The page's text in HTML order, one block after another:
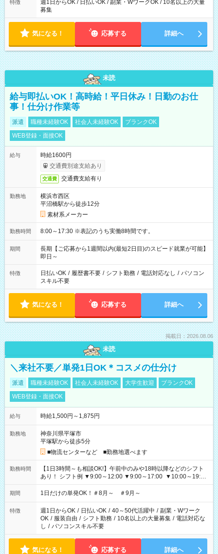
特徴
週1日からOK / 日払いOK / 副業・WワークOK / 10名以上の大量
募集
気になる！ 応募する 詳細へ
未読
給与即払いOK！高時給！平日休み！日勤のお仕
事！仕分け作業等
派遣 職種未経験OK 社会人未経験OK
ブランクOK
WEB登録・面接OK
給与
時給1600円
交通費別途支給あり
交通費 交通費支給有り
勤務地
横浜市西区
平沼橋駅から徒歩12分
素材系メーカー
勤務時間 8:00～17:30 ※表記のうち実働8時間です。
期間
長期【ご応募から1週間以内(最短2日目)のスピード就業が可能】
即日～
特徴 日払いOK / 履歴書不要 / シフト勤務 / 電話対応なし / パソコン
スキル不要
気になる！ 応募する 詳細へ
掲載日：2026.08.06
未読
＼来社不要／単発1日OK＊コスメの仕分け
派遣 職種未経験OK 社会人未経験OK 大学生歓迎
ブランクOK
WEB登録・面接OK
給与 時給1,500円～1,875円
勤務地
神奈川県平塚市
平塚駅から徒歩5分
■物流センターなど ■勤務地選べます
勤務時間
【1日3時間～も相談OK!】午前中のみや18時以降などのシフト
あり！ シフト例 ▼9:00～12:00 ▼9:00～17:00 ▼10:00～19:00
▼18:00～21:00
期間 1日だけの単発OK！＃8月～ ＃9月～
特徴 週1日からOK / 日払いOK / 40～50代活躍中 / 副業・Wワーク
OK / 服装自由 / シフト勤務 / 10名以上の大量募集 / 電話対応な
し / パソコンスキル不要
気になる！ 応募する 詳細へ